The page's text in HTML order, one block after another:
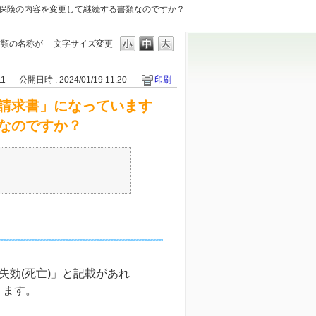
険の内容を変更して継続する書類なのですか？
文字サイズ変更
の名称が
公開日時 : 2024/01/19 11:20 印刷
求書」になっています
のですか？
効(死亡)」と記載があれ
す。